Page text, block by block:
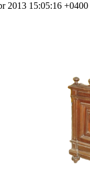
2013 15:05:16 +0400